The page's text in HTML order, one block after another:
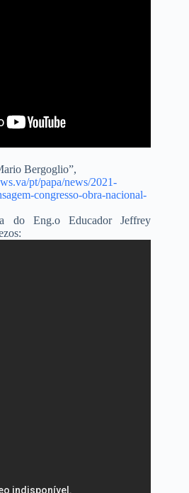
Bergoglio”,
pt/papa/news/2021-
congresso-obra-nacional-
do Eng.o Educador Jeffrey